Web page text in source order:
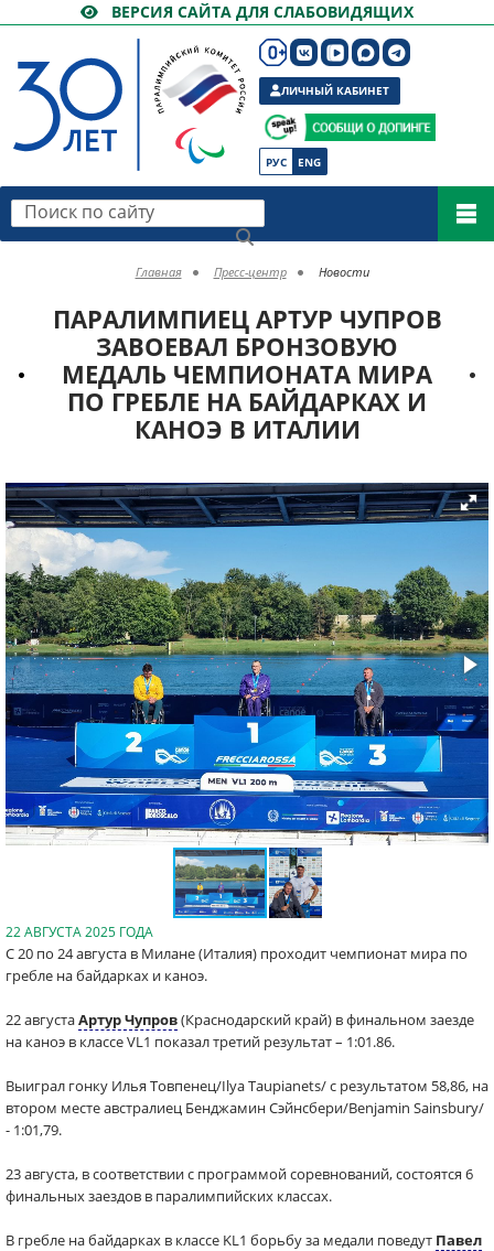
ВЕРСИЯ САЙТА ДЛЯ СЛАБОВИДЯЩИХ
РУС ENG
ЛИЧНЫЙ КАБИНЕТ
Поиск по сайту
Главная Пресс-центр Новости
ПАРАЛИМПИЕЦ АРТУР ЧУПРОВ
ЗАВОЕВАЛ БРОНЗОВУЮ
МЕДАЛЬ ЧЕМПИОНАТА МИРА
ПО ГРЕБЛЕ НА БАЙДАРКАХ И
КАНОЭ В ИТАЛИИ
22 АВГУСТА 2025 ГОДА
С 20 по 24 августа в Милане (Италия) проходит чемпионат мира по
гребле на байдарках и каноэ.
22 августаАртур Чупров(Краснодарский край) в финальном заезде
на каноэ в классе VL1 показал третий результат – 1:01.86.
Выиграл гонку Илья Товпенец/Ilya Taupianets/ с результатом 58,86, на
втором месте австралиец Бенджамин Сэйнсбери/Benjamin Sainsbury/
- 1:01,79.
23 августа, в соответствии с программой соревнований, состоятся 6
финальных заездов в паралимпийских классах.
В гребле на байдарках в классе KL1 борьбу за медали поведут Павел